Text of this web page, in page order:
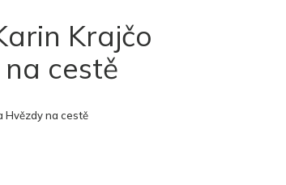
Krajčo
cestě
Hvězdy na cestě